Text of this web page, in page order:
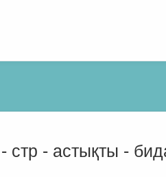
- стр - астықты -